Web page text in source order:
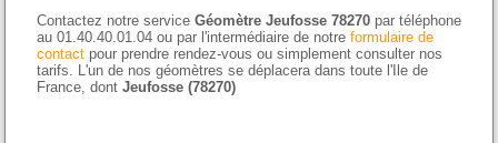
Contactez notre serviceGéomètre Jeufosse 78270 par téléphone
au 01.40.40.01.04 ou par l'intermédiaire de notreformulaire de
contact pour prendre rendez-vous ou simplement consulter nos
tarifs. L'un de nos géomètres se déplacera dans toute l'Ile de
France, dontJeufosse (78270)